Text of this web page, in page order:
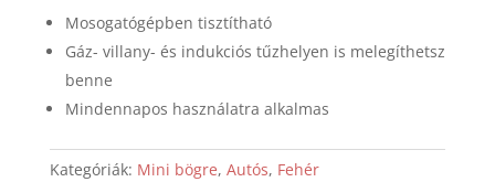
Mosogatógépben tisztítható
Gáz- villany- és indukciós tűzhelyen is melegíthetsz
benne
Mindennapos használatra alkalmas
Kategóriák: Mini bögre, Autós, Fehér